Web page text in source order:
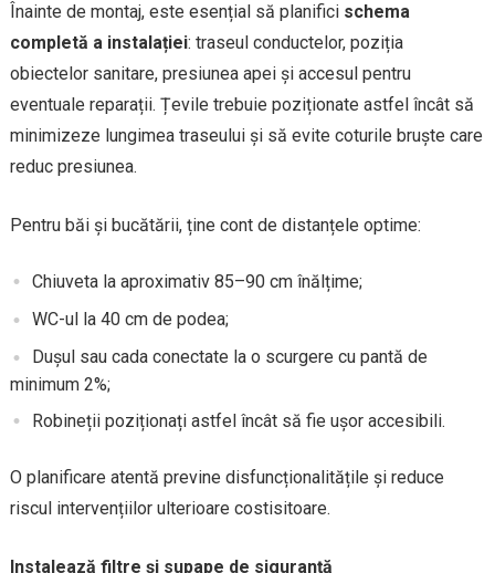
Înainte de montaj, este esențial să planifici schema
completă a instalației: traseul conductelor, poziția
obiectelor sanitare, presiunea apei și accesul pentru
eventuale reparații. Țevile trebuie poziționate astfel încât să
minimizeze lungimea traseului și să evite coturile bruște care
reduc presiunea.
Pentru băi și bucătării, ține cont de distanțele optime:
Chiuveta la aproximativ 85–90 cm înălțime;
WC-ul la 40 cm de podea;
Dușul sau cada conectate la o scurgere cu pantă de
minimum 2%;
Robineții poziționați astfel încât să fie ușor accesibili.
O planificare atentă previne disfuncționalitățile și reduce
riscul intervențiilor ulterioare costisitoare.
Instalează filtre și supape de siguranță